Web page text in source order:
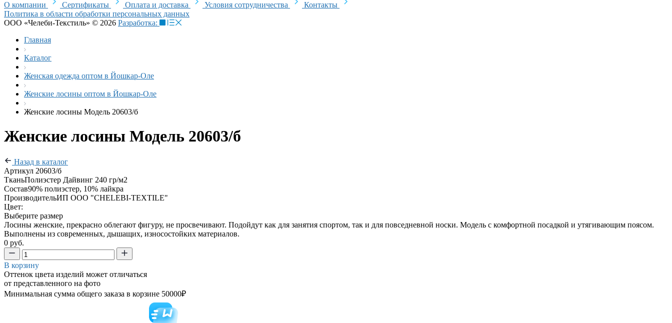
О компании
Сертификаты Оплата и доставка Условия сотрудничества
Контакты
Политика в области обработки персональных данных
ООО «Челеби-Текстиль» © 2026 Разработка:
Главная
Каталог
Женская одежда оптом в Йошкар-Оле
Женские лосины оптом в Йошкар-Оле
Женские лосины Модель 20603/б
Женские лосины Модель 20603/б
Назад в каталог
Артикул 20603/б
ТканьПолиэстер Дайвинг 240 гр/м2
Состав90% полиэстер, 10% лайкра
ПроизводительИП ООО "CHELEBI-TEXTILE"
Цвет:
Выберите размер
Лосины женские, прекрасно облегают фигуру, не просвечивают. Подойдут как для занятия спортом, так и для повседневной носки. Модель с комфортной посадкой и утягивающим поясом.
Выполнены из современных, дышащих, износостойких материалов.
0 руб.
В корзину
Оттенок цвета изделий может отличаться
от представленного на фото
Минимальная сумма общего заказа в корзине 50000₽